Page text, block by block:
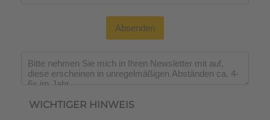
Absenden
Wichtiger Hinweis*
WICHTIGER HINWEIS